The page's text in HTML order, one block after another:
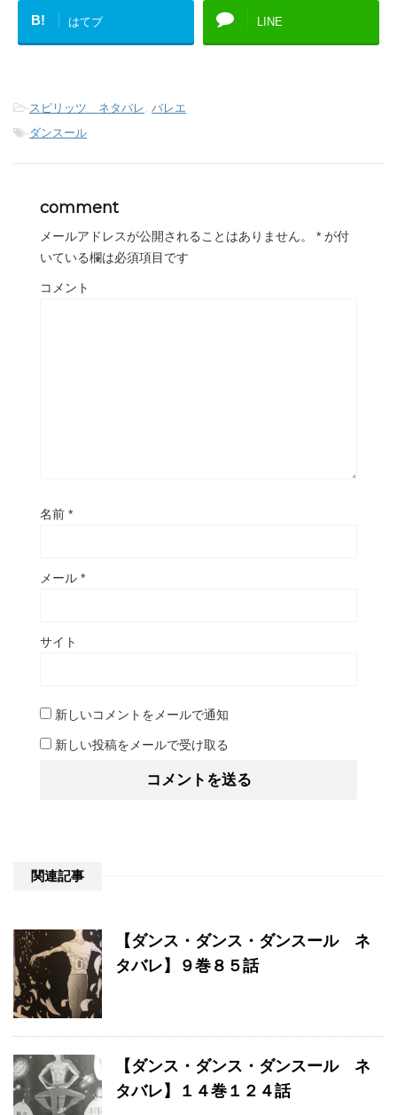
B! はてブ LINE
-スピリッツ ネタバレ, バレエ
-ダンスール
comment
メールアドレスが公開されることはありません。 * が付
いている欄は必須項目です
コメント
名前 *
メール *
サイト
新しいコメントをメールで通知
新しい投稿をメールで受け取る
関連記事
【ダンス・ダンス・ダンスール ネ
タバレ】９巻８５話
【ダンス・ダンス・ダンスール ネ
タバレ】１４巻１２４話